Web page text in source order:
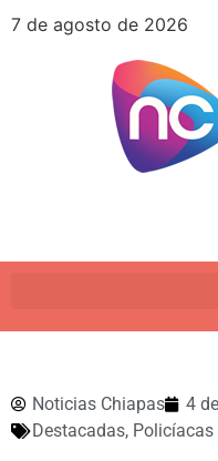
7 de agosto de 2026
Noticias Chiapas 4
Destacadas, Policíacas